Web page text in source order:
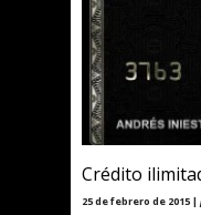
Crédito
25 de febrero de 2015 |